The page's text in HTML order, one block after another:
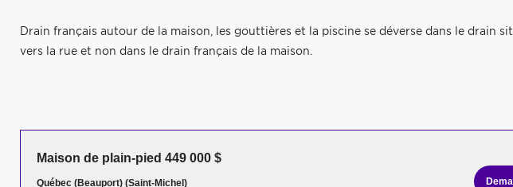
Drain français autour de la maison, les gouttières et la piscine se déverse dans le drain
vers la rue et non dans le drain français de la maison.
Maison de plain-pied 449 000 $
Québec (Beauport) (Saint-Michel)